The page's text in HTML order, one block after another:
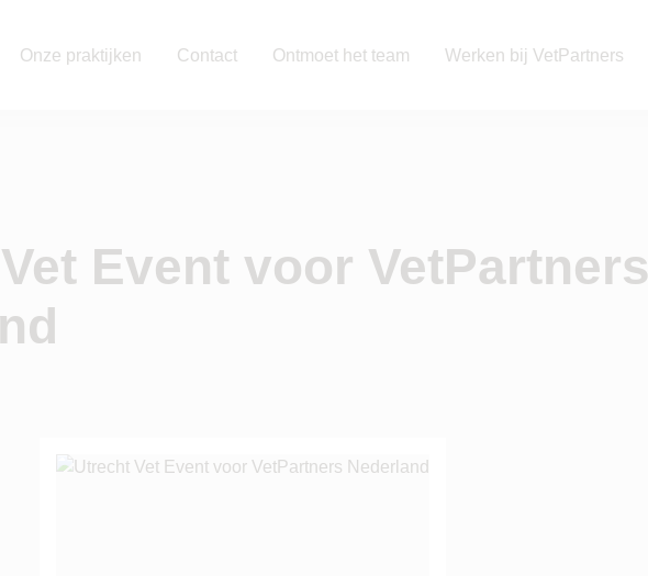
Onze praktijken Contact Ontmoet het team Werken bij VetPartners
Event voor VetPartners